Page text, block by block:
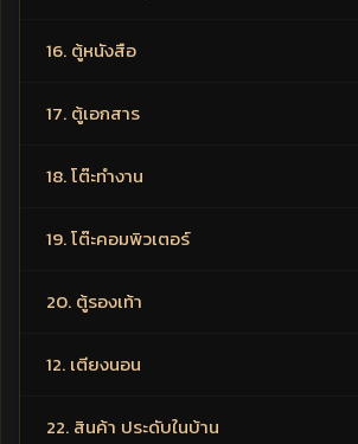
16. ตู้หนังสือ
17. ตู้เอกสาร
18. โต๊ะทำงาน
19. โต๊ะคอมพิวเตอร์
20. ตู้รองเท้า
12. เตียงนอน
22. สินค้า ประดับในบ้าน